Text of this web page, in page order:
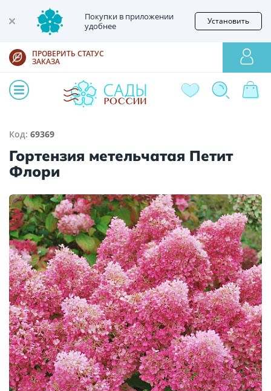
Покупки в приложении
удобнее
Установить
ПРОВЕРИТЬ СТАТУС
ЗАКАЗА
Код: 69369
Гортензия метельчатая Петит
Флори